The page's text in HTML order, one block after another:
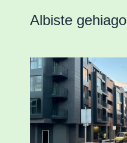
Albiste gehiago